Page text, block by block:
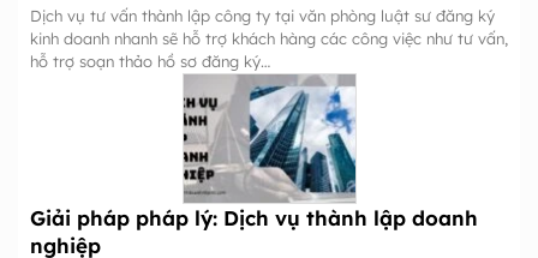
Dịch vụ tư vấn thành lập công ty tại văn phòng luật sư đăng ký
kinh doanh nhanh sẽ hỗ trợ khách hàng các công việc như tư vấn,
hỗ trợ soạn thảo hồ sơ đăng ký…
Giải pháp pháp lý: Dịch vụ thành lập doanh
nghiệp